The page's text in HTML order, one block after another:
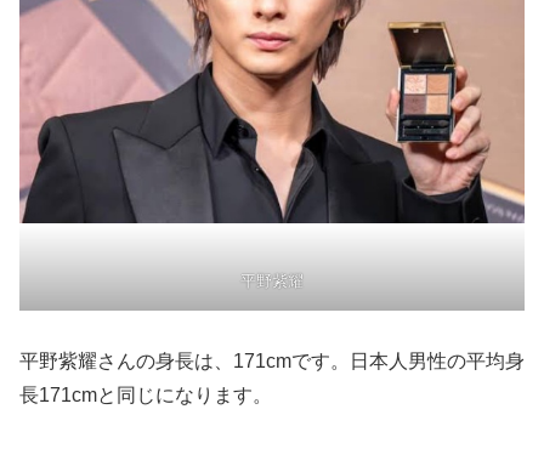
平野紫耀
平野紫耀さんの身長は、171cmです。日本人男性の平均身
長171cmと同じになります。